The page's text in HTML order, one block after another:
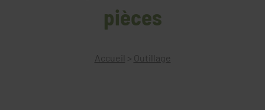
pièces
Accueil > Outillage